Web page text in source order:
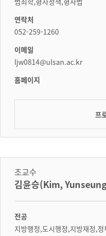
연락처
052-259-1260
이메일
ljw0814@ulsan.ac.kr
홈페이지
프
조교수
김윤승(Kim,
전공
지방행정,도시행정,지방재정,